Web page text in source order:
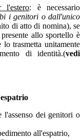
: è necessario
i genitori o dall'unico
di atto di nomina), se
allo sportello è
lo trasmetta unitamente
di identità.(vedi
dei genitori o
all'espatrio,